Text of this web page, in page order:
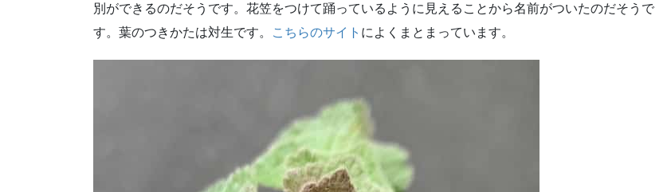
別ができるのだそうです。花笠をつけて踊っているように見えることから名前がついたのだそうで
す。葉のつきかたは対生です。
こちらのサイト によくまとまっています。